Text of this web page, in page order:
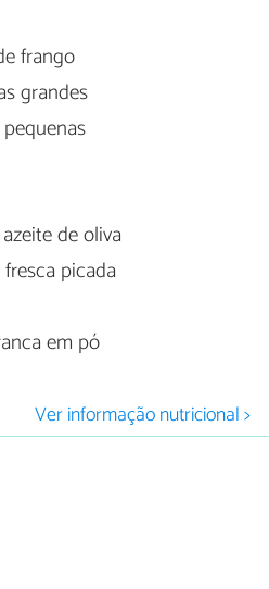
frango
grandes
de oliva
picada
em pó
Ver informação nutricional >